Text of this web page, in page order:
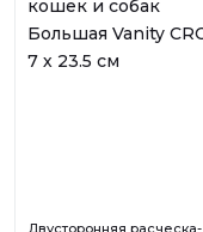
Двусторонняя расческа-